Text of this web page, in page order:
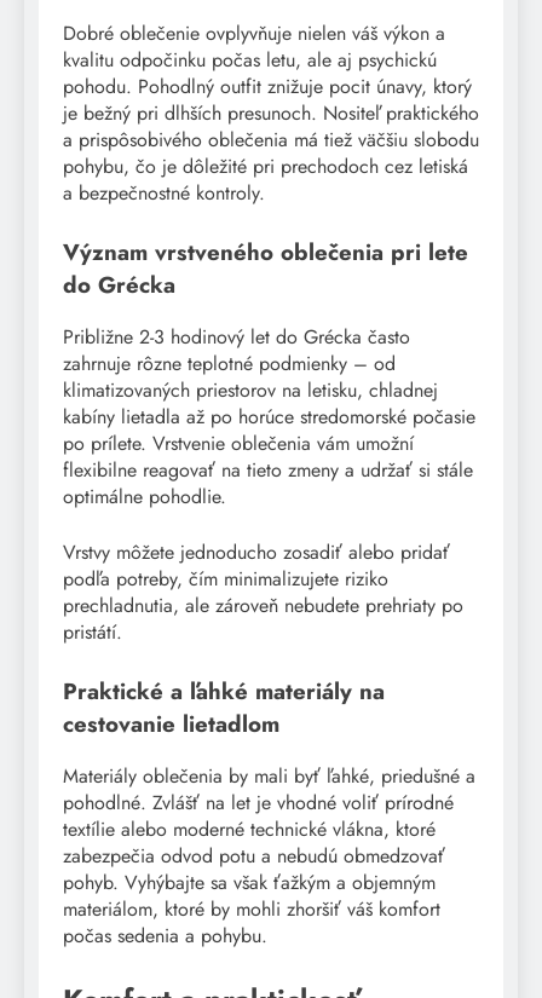
Dobré oblečenie ovplyvňuje nielen váš výkon a
kvalitu odpočinku počas letu, ale aj psychickú
pohodu. Pohodlný outfit znižuje pocit únavy, ktorý
je bežný pri dlhších presunoch. Nositeľ praktického
a prispôsobivého oblečenia má tiež väčšiu slobodu
pohybu, čo je dôležité pri prechodoch cez letiská
a bezpečnostné kontroly.
Význam vrstveného oblečenia pri lete
do Grécka
Približne 2-3 hodinový let do Grécka často
zahrnuje rôzne teplotné podmienky – od
klimatizovaných priestorov na letisku, chladnej
kabíny lietadla až po horúce stredomorské počasie
po prílete. Vrstvenie oblečenia vám umožní
flexibilne reagovať na tieto zmeny a udržať si stále
optimálne pohodlie.
Vrstvy môžete jednoducho zosadiť alebo pridať
podľa potreby, čím minimalizujete riziko
prechladnutia, ale zároveň nebudete prehriaty po
pristátí.
Praktické a ľahké materiály na
cestovanie lietadlom
Materiály oblečenia by mali byť ľahké, priedušné a
pohodlné. Zvlášť na let je vhodné voliť prírodné
textílie alebo moderné technické vlákna, ktoré
zabezpečia odvod potu a nebudú obmedzovať
pohyb. Vyhýbajte sa však ťažkým a objemným
materiálom, ktoré by mohli zhoršiť váš komfort
počas sedenia a pohybu.